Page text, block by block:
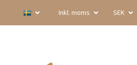
Inkl. moms SEK